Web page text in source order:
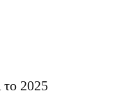
το 2025